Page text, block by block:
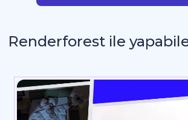
Renderforest ile